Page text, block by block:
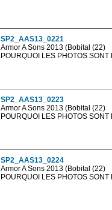
SP2_AAS13_0221
Armor A Sons 2013 (Bobital (22)
POURQUOI LES PHOTOS
SP2_AAS13_0223
Armor A Sons 2013 (Bobital (22)
POURQUOI LES PHOTOS
SP2_AAS13_0224
Armor A Sons 2013 (Bobital (22)
POURQUOI LES PHOTOS